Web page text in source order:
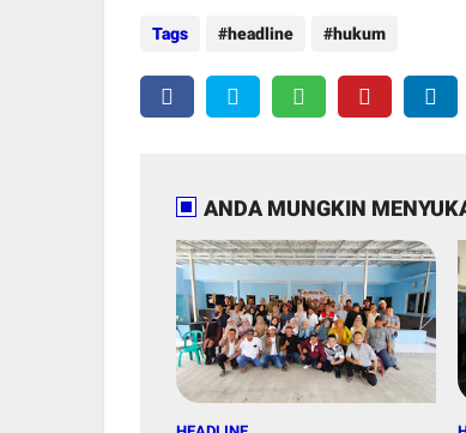
Tags headline hukum
ANDA MUNGKIN